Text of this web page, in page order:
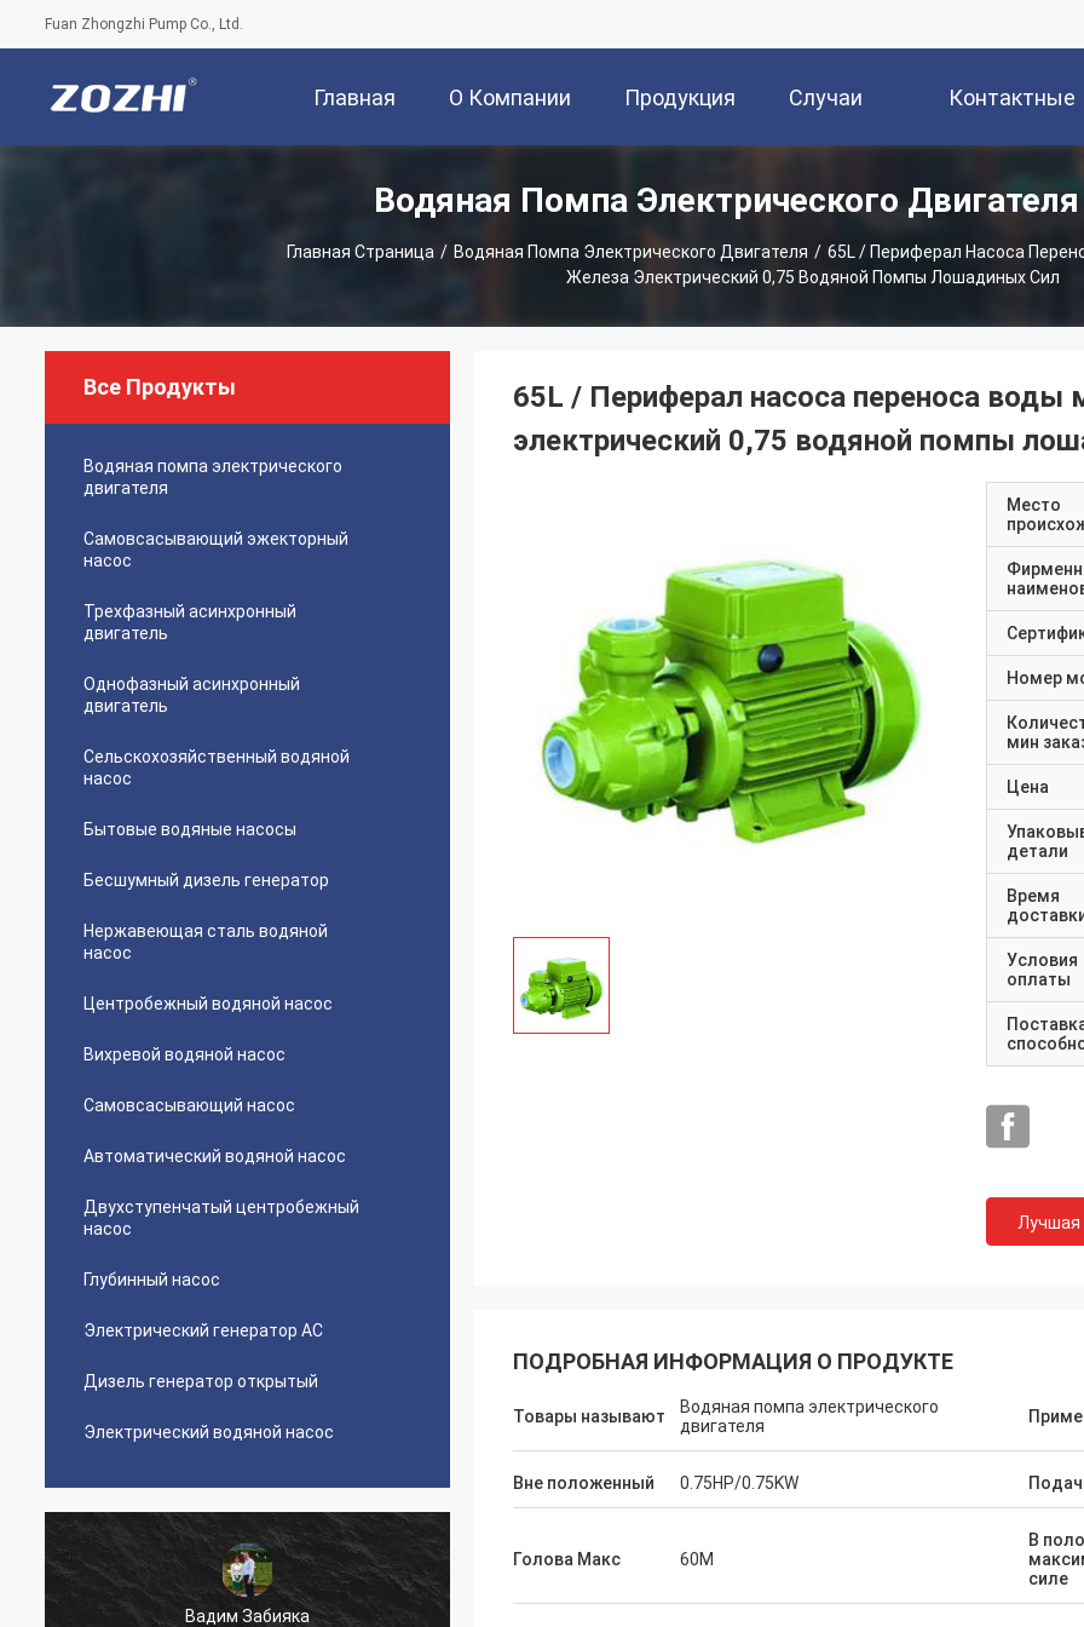
Fuan Zhongzhi Pump Co., Ltd.
Главная
Страница
О Компании Продукция Случаи Контактные
Данные
Водяная Помпа Электрического
Главная Страница / Водяная Помпа Электрического Двигателя / 65L / Периферал Насоса
Железа Электрический 0,75 Водяной Помпы Лошадиных Сил
Все Продукты
Водяная помпа электрического
двигателя
Самовсасывающий эжекторный
насос
Трехфазный асинхронный
двигатель
Однофазный асинхронный
двигатель
Сельскохозяйственный водяной
насос
Бытовые водяные насосы
Бесшумный дизель генератор
Нержавеющая сталь водяной
насос
Центробежный водяной насос
Вихревой водяной насос
Самовсасывающий насос
Автоматический водяной насос
Двухступенчатый центробежный
насос
Глубинный насос
Электрический генератор AC
Дизель генератор открытый
Электрический водяной насос
Вадим Забияка
65L / Периферал насоса переноса воды
электрический 0,75 водяной помпы
Место
Номер
мин
Цена
детали
Время
Условия
оплаты
Лучшая
ПОДРОБНАЯ ИНФОРМАЦИЯ О ПРОДУКТЕ
Товары называют
Водяная помпа электрического
двигателя
Вне положенный 0.75HP/0.75KW
Голова Макс 60M
В
силе